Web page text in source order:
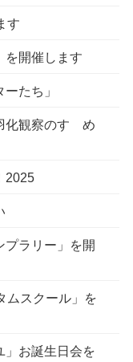
す
を開催します
たち」
化観察のすゝめ
2025
プラリー」を開
ムスクール」を
」お誕生日会を